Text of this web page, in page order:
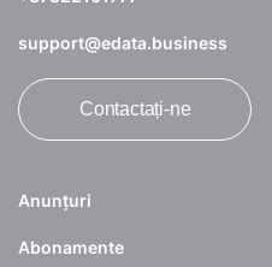
Anunțuri
Abonamente
support@edata.business
Contactați-ne